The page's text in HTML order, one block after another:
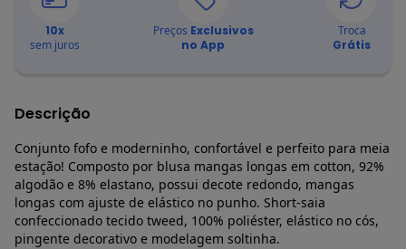
10x
sem juros
Preços Exclusivos
no App
Troca
Grátis
Descrição
Conjunto fofo e moderninho, confortável e perfeito para meia
estação! Composto por blusa mangas longas em cotton, 92%
algodão e 8% elastano, possui decote redondo, mangas
longas com ajuste de elástico no punho. Short-saia
confeccionado tecido tweed, 100% poliéster, elástico no cós,
pingente decorativo e modelagem soltinha.